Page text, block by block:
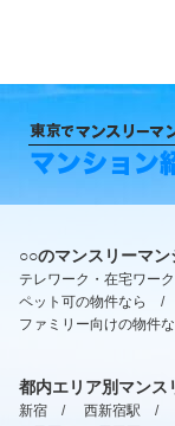
○○のマンスリーマン
テレワーク・在宅ワー
ペット可の物件なら
/
ファミリー向けの物件
都内エリア別マンス
新宿 / 西新宿駅 /